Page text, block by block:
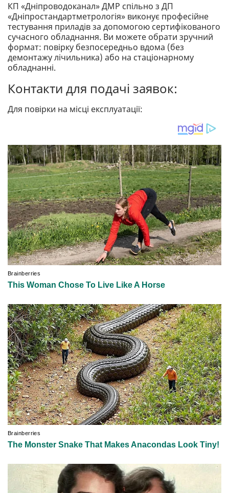
КП «Дніпроводоканал» ДМР спільно з ДП
«Дніпростандартметрологія» виконує професійне
тестування приладів за допомогою сертифікованого
сучасного обладнання. Ви можете обрати зручний
формат: повірку безпосередньо вдома (без
демонтажу лічильника) або на стаціонарному
обладнанні.
Контакти для подачі заявок:
Для повірки на місці експлуатації: